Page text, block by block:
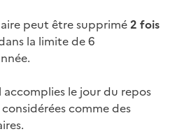
peut être supprimé2 fois
la limite de 6
accomplies le jour du repos
comme des
.